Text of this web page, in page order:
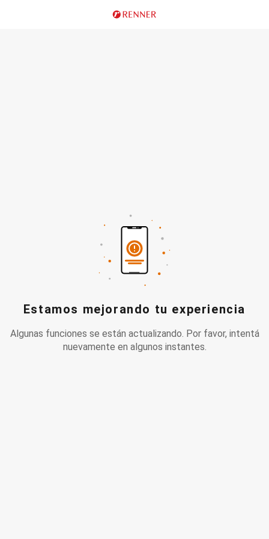
Estamos mejorando tu experiencia
Algunas funciones se están actualizando. Por favor, intentá
nuevamente en algunos instantes.